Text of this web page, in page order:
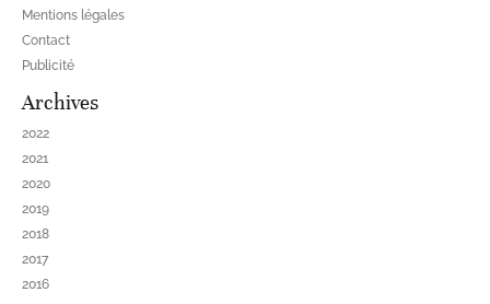
Mentions légales
Contact
Publicité
Archives
2022
2021
2020
2019
2018
2017
2016